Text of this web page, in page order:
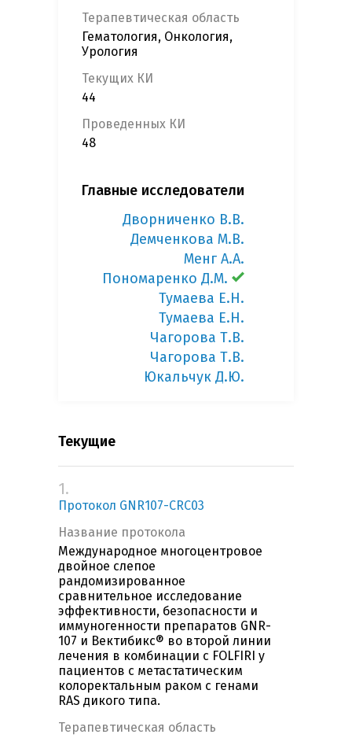
Терапевтическая область
Гематология, Онкология,
Урология
Текущих КИ
44
Проведенных КИ
48
Главные исследователи
Дворниченко В.В.
Демченкова М.В.
Менг А.А.
Пономаренко Д.М.
Тумаева Е.Н.
Тумаева Е.Н.
Чагорова Т.В.
Чагорова Т.В.
Юкальчук Д.Ю.
Текущие
1.
Протокол GNR107-CRC03
Название протокола
Международное многоцентровое
двойное слепое
рандомизированное
сравнительное исследование
эффективности, безопасности и
иммуногенности препаратов GNR-
107 и Вектибикс® во второй линии
лечения в комбинации с FOLFIRI у
пациентов с метастатическим
колоректальным раком с генами
RAS дикого типа.
Терапевтическая область